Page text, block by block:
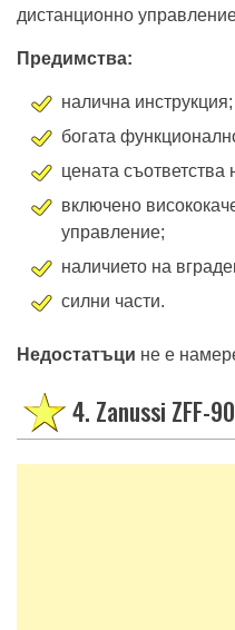
дистанционно
Предимства:
налична инструкция;
богата
цената съответства
включено
управление;
наличието на
силни части.
Недостатъци не е
4. Zanussi ZFF-